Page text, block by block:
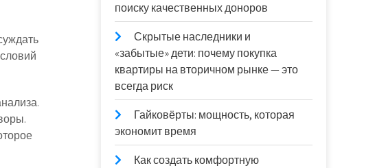
поиску качественных доноров
Скрытые наследники и
«забытые» дети: почему покупка
квартиры на вторичном рынке — это
всегда риск
Гайковёрты: мощность, которая
экономит время
Как создать комфортную